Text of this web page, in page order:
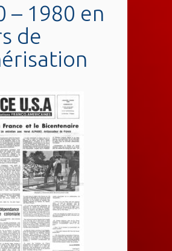
– 1980 en
de